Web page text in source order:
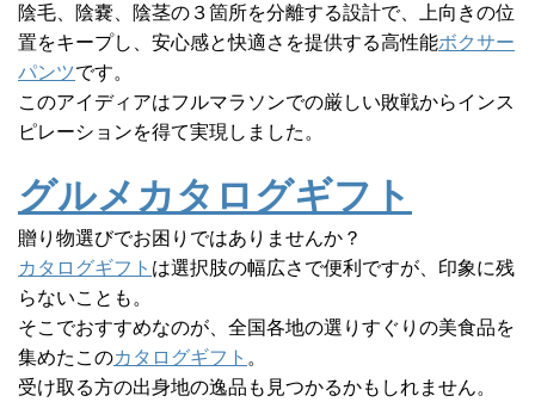
陰毛、陰嚢、陰茎の３箇所を分離する設計で、上向きの位
置をキープし、安心感と快適さを提供する高性能ボクサー
パンツです。
このアイディアはフルマラソンでの厳しい敗戦からインス
ピレーションを得て実現しました。
グルメカタログギフト
贈り物選びでお困りではありませんか？
カタログギフト は選択肢の幅広さで便利ですが、印象に残
らないことも。
そこでおすすめなのが、全国各地の選りすぐりの美食品を
集めたこのカタログギフト 。
受け取る方の出身地の逸品も見つかるかもしれません。